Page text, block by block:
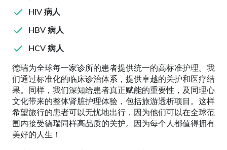
HIV 病人
HBV 病人
HCV 病人
德瑞为全球每一家诊所的患者提供统一的高标准护理。我
们通过标准化的临床诊治体系，提供卓越的关护和医疗结
果。同样，我们深知给患者真正赋能的重要性，及同理心
文化带来的整体肾脏护理体验，包括旅游透析项目。这样
希望旅行的患者可以无忧地出行，因为他们可以在全球范
围内接受德瑞同样高品质的关护。因为每个人都值得拥有
美好的人生！